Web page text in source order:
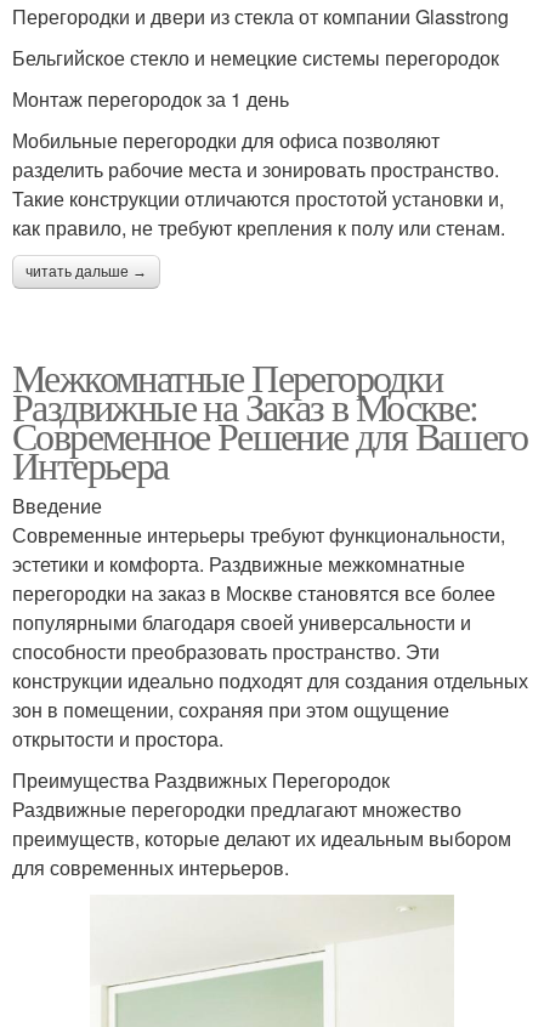
Перегородки и двери из стекла от компании Glasstrong
Бельгийское стекло и немецкие системы перегородок
Монтаж перегородок за 1 день
Мобильные перегородки для офиса позволяют
разделить рабочие места и зонировать пространство.
Такие конструкции отличаются простотой установки и,
как правило, не требуют крепления к полу или стенам.
читать дальше →
Межкомнатные Перегородки
Раздвижные на Заказ в Москве:
Современное Решение для Вашего
Интерьера
Введение
Современные интерьеры требуют функциональности,
эстетики и комфорта. Раздвижные межкомнатные
перегородки на заказ в Москве становятся все более
популярными благодаря своей универсальности и
способности преобразовать пространство. Эти
конструкции идеально подходят для создания отдельных
зон в помещении, сохраняя при этом ощущение
открытости и простора.
Преимущества Раздвижных Перегородок
Раздвижные перегородки предлагают множество
преимуществ, которые делают их идеальным выбором
для современных интерьеров.